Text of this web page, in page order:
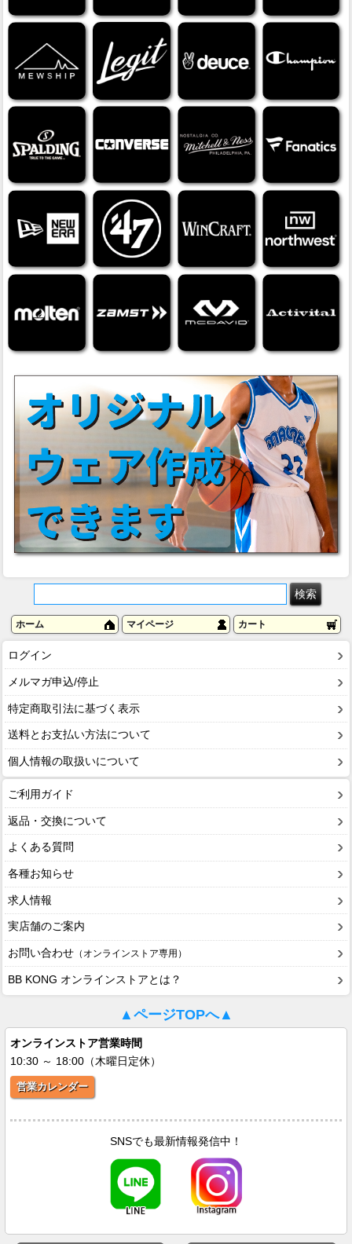
ホーム マイページ カート
ログイン
メルマガ申込/停止
特定商取引法に基づく表示
送料とお支払い方法について
個人情報の取扱いについて
ご利用ガイド
返品・交換について
よくある質問
各種お知らせ
求人情報
実店舗のご案内
お問い合わせ （オンラインストア専用）
BB KONG オンラインストアとは？
▲ページTOPへ▲
オンラインストア営業時間
10:30 ～ 18:00（木曜日定休）
営業カレンダー
SNSでも最新情報発信中！